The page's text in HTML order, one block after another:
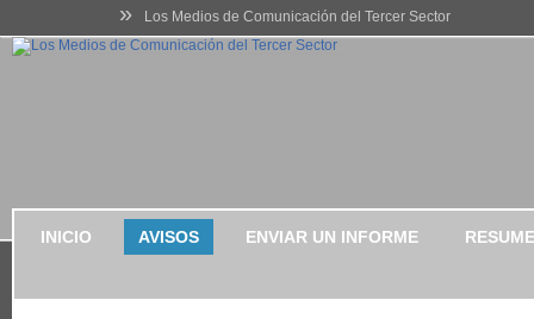
» Los Medios de Comunicación del Tercer Sector
INICIO AVISOS ENVIAR UN INFORME